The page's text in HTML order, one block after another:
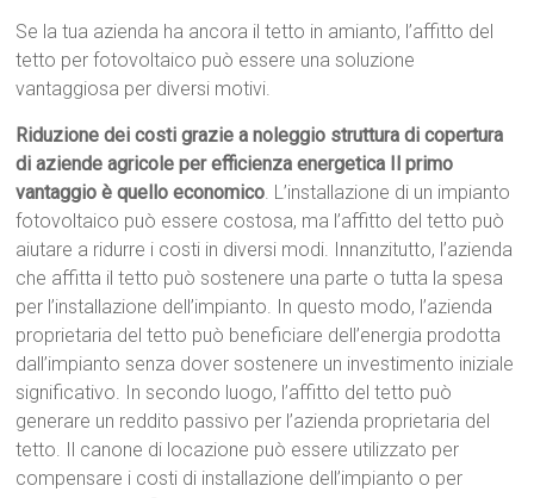
Se la tua azienda ha ancora il tetto in amianto, l’affitto del
tetto per fotovoltaico può essere una soluzione
vantaggiosa per diversi motivi.
Riduzione dei costi grazie a noleggio struttura di copertura
di aziende agricole per efficienza energetica Il primo
vantaggio è quello economico. L’installazione di un impianto
fotovoltaico può essere costosa, ma l’affitto del tetto può
aiutare a ridurre i costi in diversi modi. Innanzitutto, l’azienda
che affitta il tetto può sostenere una parte o tutta la spesa
per l’installazione dell’impianto. In questo modo, l’azienda
proprietaria del tetto può beneficiare dell’energia prodotta
dall’impianto senza dover sostenere un investimento iniziale
significativo. In secondo luogo, l’affitto del tetto può
generare un reddito passivo per l’azienda proprietaria del
tetto. Il canone di locazione può essere utilizzato per
compensare i costi di installazione dell’impianto o per